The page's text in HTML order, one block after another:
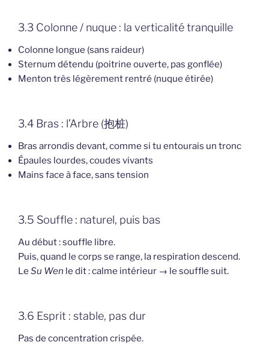
3.3 Colonne / nuque : la verticalité tranquille
Colonne longue (sans raideur)
Sternum détendu (poitrine ouverte, pas gonflée)
Menton très légèrement rentré (nuque étirée)
3.4 Bras : l’Arbre (抱桩)
Bras arrondis devant, comme si tu entourais un tronc
Épaules lourdes, coudes vivants
Mains face à face, sans tension
3.5 Souffle : naturel, puis bas
Au début : souffle libre.
Puis, quand le corps se range, la respiration descend.
Le Su Wen le dit : calme intérieur → le souffle suit.
3.6 Esprit : stable, pas dur
Pas de concentration crispée.